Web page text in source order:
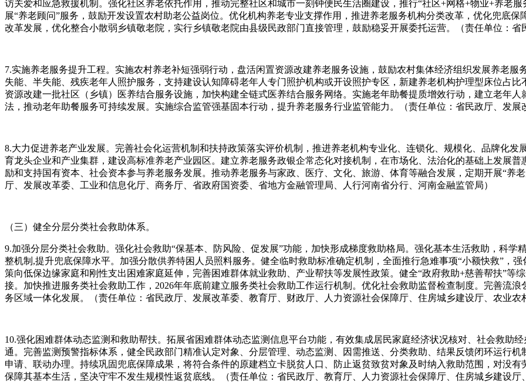
访关爱和应急救援机制。强化社区养老依托作用，推动完整社区和城市一刻钟便民生活圈建设，推行“社区+网格+物业+养老
展“养老顾问”服务，鼓励开发设置农村助老公益岗位。优化机构养老专业支撑作用，推进养老服务机构分类改革，优化兜底
改革发展，优化整合小散弱乡镇敬老院，实行乡镇敬老院由县级民政部门直接管理，鼓励稳妥开展委托运营。（责任单位：
7.实施养老服务提升工程。实施农村养老补短强弱行动，盘活闲置资源改建养老服务设施，鼓励农村集体经济组织发展养老
失能、半失能、残疾老年人照护服务，支持建设认知障碍老年人专门照护机构或开设照护专区，新建养老机构护理型床位占
资源改建一批社区（乡镇）医养结合服务设施，加快构建全链式医养结合服务网络。实施老年助餐提质增效行动，建立老年
法，推动老年助餐服务可持续发展。实施综合监管强基固本行动，提升养老服务行业监管能力。（责任单位：省民政厅、发
8.大力促进养老产业发展。完善社会化运营机制和扶持政策落实评价机制，推进养老机构专业化、连锁化、规模化、品牌化
育龙头企业和产业集群，建设高标准养老产业园区。建立养老服务政银企常态化对接机制，在市场化、法治化的基础上发展
励和支持国有资本、社会资本参与养老服务发展。推动养老服务与家政、医疗、文化、旅游、体育等融合发展，定期开展“养
厅、发展改革委、工业和信息化厅、商务厅、省政府国资委、省地方金融管理局、人行河南省分行、河南金融监管局）
（三）健全分层分类社会救助体系。
9.加强分层分类社会救助。强化社会救助“保基本、防风险、促发展”功能，加快形成梯度救助格局。强化基本生活救助，科
整机制,提升兜底保障水平。加强分散供养特困人员照料服务。健全临时救助标准确定机制，全面推行急难事项“小额快救”，
策向低保边缘家庭和刚性支出困难家庭延伸，完善困难群体就业救助、产业帮扶等发展性政策。健全“政府救助+慈善帮扶”等
接。加快推进服务类社会救助工作，2026年年底前建立服务类社会救助工作运行机制。优化社会救助监督检查制度。完善流
务区域一体化发展。（责任单位：省民政厅、发展改革委、教育厅、财政厅、人力资源社会保障厅、住房城乡建设厅、农业农
10.强化困难群体动态监测和救助帮扶。拓展省困难群体动态监测信息平台功能，有效集成居民家庭经济状况核对、社会救助
通。完善监测预警指标体系，健全民政部门精准认定对象、分层管理、动态监测、因需推送、分类救助、结果反馈闭环运行
申请、联动办理。持续巩固兜底保障成果，将符合条件的原建档立卡脱贫人口、防止返贫致贫对象及时纳入救助范围，对没
保障其基本生活，坚决守牢不发生规模性返贫底线。（责任单位：省民政厅、教育厅、人力资源社会保障厅、住房城乡建设